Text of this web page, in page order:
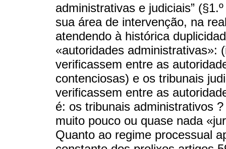
administrativas e judiciais”
sua área de intervenção, na
atendendo à histórica
«autoridades administrativas»:
verificassem entre as
contenciosas) e os tribunais
verificassem entre as
é: os tribunais administrativos
muito pouco ou quase nada
Quanto ao regime processual